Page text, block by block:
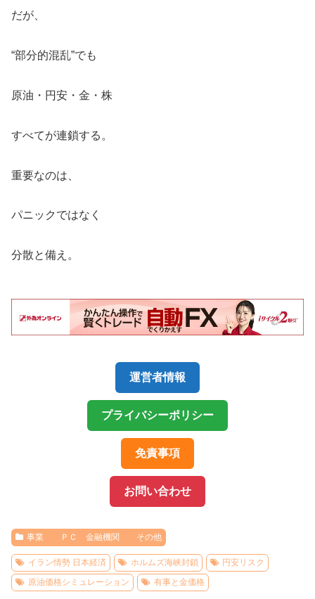
だが、
“部分的混乱”でも
原油・円安・金・株
すべてが連鎖する。
重要なのは、
パニックではなく
分散と備え。
運営者情報
プライバシーポリシー
免責事項
お問い合わせ
事業 ＰＣ 金融機関 その他
イラン情勢 日本経済 ホルムズ海峡封鎖
円安リスク
原油価格シミュレーション
有事と金価格